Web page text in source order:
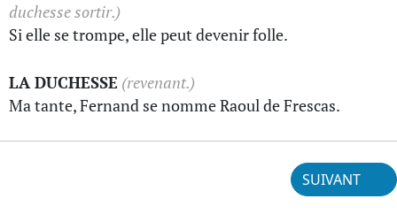
duchesse sortir.)
Si elle se trompe, elle peut devenir folle.
LA DUCHESSE (revenant.)
Ma tante, Fernand se nomme Raoul de Frescas.
SUIVANT